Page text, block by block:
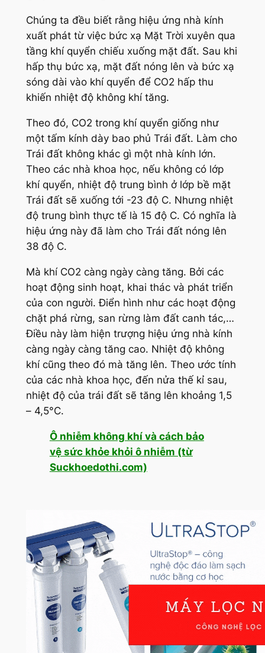
Chúng ta đều biết rằng hiệu ứng nhà kính
xuất phát từ việc bức xạ Mặt Trời xuyên qua
tầng khí quyển chiếu xuống mặt đất. Sau khi
hấp thụ bức xạ, mặt đất nóng lên và bức xạ
sóng dài vào khí quyển để CO2 hấp thu
khiến nhiệt độ không khí tăng.
Theo đó, CO2 trong khí quyển giống như
một tấm kính dày bao phủ Trái đất. Làm cho
Trái đất không khác gì một nhà kính lớn.
Theo các nhà khoa học, nếu không có lớp
khí quyển, nhiệt độ trung bình ở lớp bề mặt
Trái đất sẽ xuống tới -23 độ C. Nhưng nhiệt
độ trung bình thực tế là 15 độ C. Có nghĩa là
hiệu ứng này đã làm cho Trái đất nóng lên
38 độ C.
Mà khí CO2 càng ngày càng tăng. Bởi các
hoạt động sinh hoạt, khai thác và phát triển
của con người. Điển hình như các hoạt động
chặt phá rừng, san rừng làm đất canh tác,…
Điều này làm hiện trượng hiệu ứng nhà kính
càng ngày càng tăng cao. Nhiệt độ không
khí cũng theo đó mà tăng lên. Theo ước tính
của các nhà khoa học, đến nửa thế kỉ sau,
nhiệt độ của trái đất sẽ tăng lên khoảng 1,5
– 4,5°C.
Ô nhiễm không khí và cách bảo
vệ sức khỏe khỏi ô nhiễm (từ
Suckhoedothi.com)